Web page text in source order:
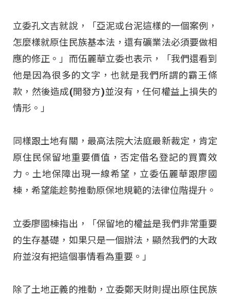
立委孔文吉就說，「亞泥或台泥這樣的一個案例，
怎麼樣就原住民族基本法，還有礦業法必須要做相
應的修正。」而伍麗華立委也表示，「我們還看到
他是因為很多的文字，也就是我們所謂的霸王條
款，然後造成(開發方)並沒有，任何權益上損失的
情形。」
同樣跟土地有關，最高法院大法庭最新裁定，肯定
原住民保留地重要價值，否定借名登記的買賣效
力。土地保障出現一線希望，立委伍麗華跟廖國
棟，希望能趁勢推動原保地規範的法律位階提升。
立委廖國棟指出，「保留地的權益是我們非常重要
的生存基礎，如果只是一個辦法，顯然我們的大政
府並沒有把這個事情看為重要。」
除了土地正義的推動，立委鄭天財則提出原住民族